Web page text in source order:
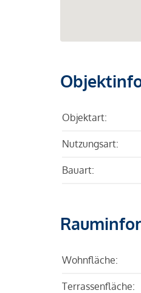
Objektart:
Nutzungsart:
Bauart:
Wohnfläche:
Terrassenfläche: